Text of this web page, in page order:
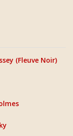
(Fleuve Noir)